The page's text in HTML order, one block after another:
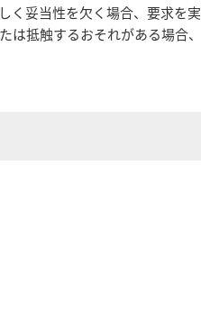
く妥当性を欠く場合、要求を
は抵触するおそれがある場合